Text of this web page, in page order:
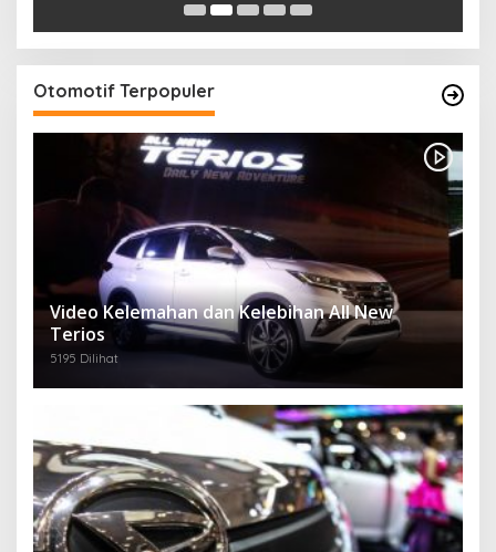
Otomotif Terpopuler
Video Kelemahan dan Kelebihan All New
Terios
5195 Dilihat